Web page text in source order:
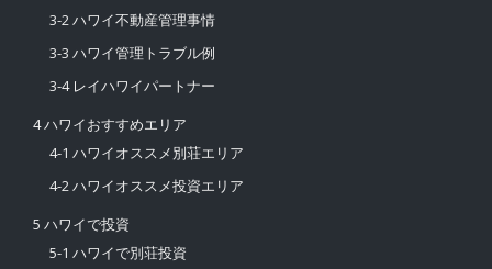
3-2 ハワイ不動産管理事情
3-3 ハワイ管理トラブル例
3-4 レイハワイパートナー
4 ハワイおすすめエリア
4-1 ハワイオススメ別荘エリア
4-2 ハワイオススメ投資エリア
5 ハワイで投資
5-1 ハワイで別荘投資